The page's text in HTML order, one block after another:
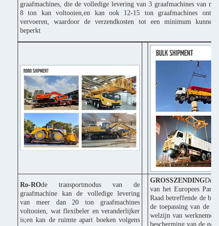
graafmachines, die de volledige levering van 3 graafmachines van
8 ton kan voltooien,en kan ook 12-15 ton graafmachines
vervoeren, waardoor de verzendkosten tot een minimum kunnen
beperkt
Ro-ROde transportmodus van de
graafmachine kan de volledige levering
van meer dan 20 ton graafmachines
voltooien, wat flexibeler en veranderlijker
is;en kan de ruimte apart boeken volgens
GROSSZENDINGDe
van het Europees
Raad betreffende de
de toepassing van de
welzijn van
bescherming van de